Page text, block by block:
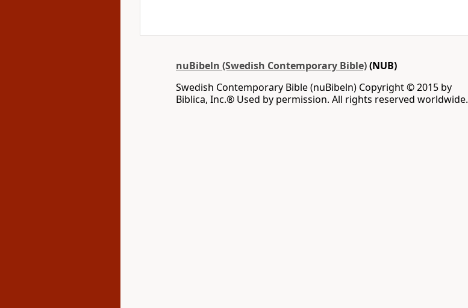
nuBibeln (Swedish Contemporary Bible)(NUB)
Swedish Contemporary Bible (nuBibeln) Copyright © 2015 by
Biblica, Inc.® Used by permission. All rights reserved worldwide.